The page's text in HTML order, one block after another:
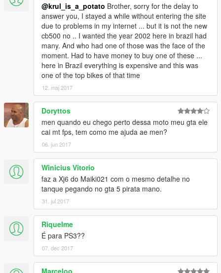
@krul_is_a_potato Brother, sorry for the delay to
answer you, I stayed a while without entering the site
due to problems in my internet ... but it is not the new
cb500 no .. I wanted the year 2002 here in brazil had
many. And who had one of those was the face of the
moment. Had to have money to buy one of these ...
here in Brazil everything is expensive and this was
one of the top bikes of that time
12. maj 2017
Doryttos
men quando eu chego perto dessa moto meu gta ele
cai mt fps, tem como me ajuda ae men?
06. jun 2017
Winicius Vitorio
faz a Xj6 do Maiki021 com o mesmo detalhe no
tanque pegando no gta 5 pirata mano.
31. jul 2017
Riquelme
É para PS3??
07. dec 2017
Marceloo